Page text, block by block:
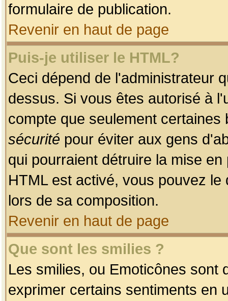
formulaire de publication.
Revenir en haut de page
Puis-je utiliser le HTML?
Ceci dépend de l'administrateur
dessus. Si vous êtes autorisé à
compte que seulement
sécurité pour éviter aux gens
qui pourraient détruire la mise
HTML est activé, vous pouvez
lors de sa composition.
Revenir en haut de page
Que sont les smilies ?
Les smilies, ou Emoticônes sont
exprimer certains sentiments en